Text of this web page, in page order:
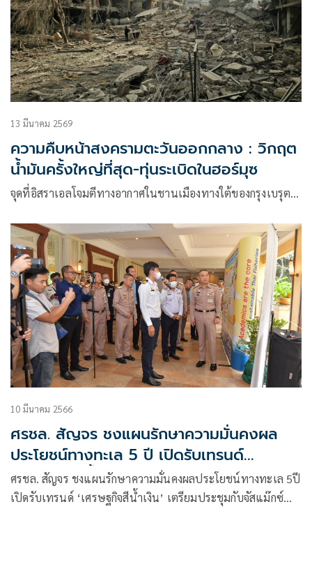
13 มีนาคม 2569
ความคืบหน้าสงครามตะวันออกกลาง : วิกฤต
น้ำมันครั้งใหญ่ที่สุด-ทุ่นระเบิดในฮอร์มุซ
จุดที่อิสราเอลโจมตีทางอากาศในชานเมืองทางใต้ของกรุงเบรุต…
10 มีนาคม 2566
ศรชล. สัญจร ชงแผนรักษาความมั่นคงผล
ประโยชน์ทางทะเล 5 ปี เปิดรับเทรนด์
'เศรษฐกิจสีน้ำเงิน'
ศรชล. สัญจร ชงแผนรักษาความมั่นคงผลประโยชน์ทางทะเล 5ปี
เปิดรับเทรนด์ ‘เศรษฐกิจสีน้ำเงิน’ เตรียมประชุมกับจัสแม๊กซ์